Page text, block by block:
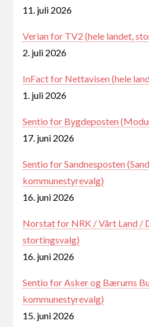
11. juli 2026
Verian for TV2 (hele landet,
2. juli 2026
InFact for Nettavisen (hele
1. juli 2026
Sentio for Bygdeposten
17. juni 2026
Sentio for Sandnesposten
kommunestyrevalg)
16. juni 2026
Norstat for NRK / Vårt Land /
stortingsvalg)
16. juni 2026
Sentio for Asker og Bærums
kommunestyrevalg)
15. juni 2026